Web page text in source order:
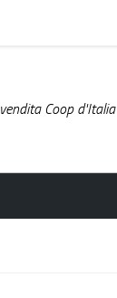
Coop d'Italia